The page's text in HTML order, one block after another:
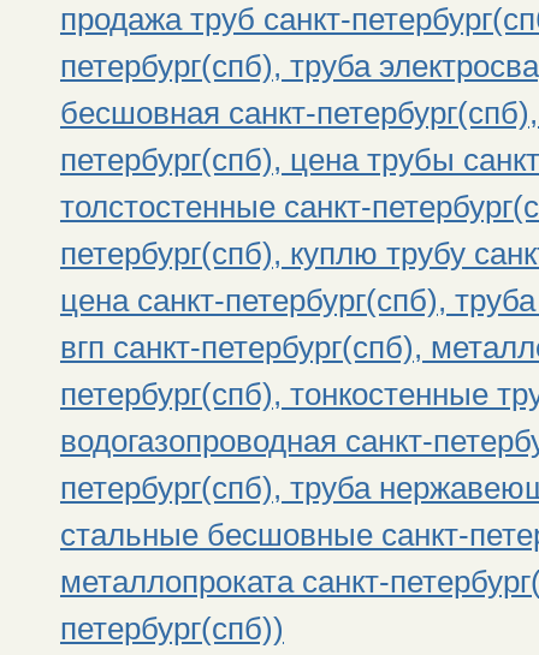
продажа труб санкт-
петербург(спб), труба
бесшовная санкт-
петербург(спб), цена трубы
толстостенные санкт-
петербург(спб), куплю трубу
цена санкт-петербург(спб),
вгп санкт-петербург(спб),
петербург(спб), тонкостенные
водогазопроводная санкт-
петербург(спб), труба
стальные бесшовные санкт-
металлопроката санкт-
петербург(спб))